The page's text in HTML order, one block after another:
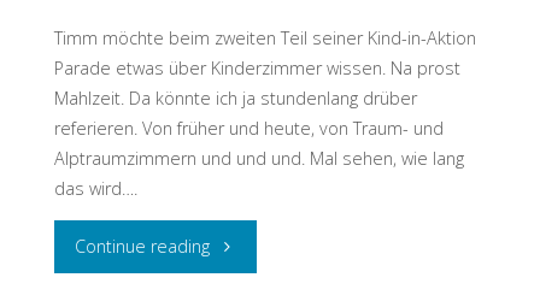
Timm möchte beim zweiten Teil seiner Kind-in-Aktion
Parade etwas über Kinderzimmer wissen. Na prost
Mahlzeit. Da könnte ich ja stundenlang drüber
referieren. Von früher und heute, von Traum- und
Alptraumzimmern und und und. Mal sehen, wie lang
das wird….
Continue reading"Kinderzimmer